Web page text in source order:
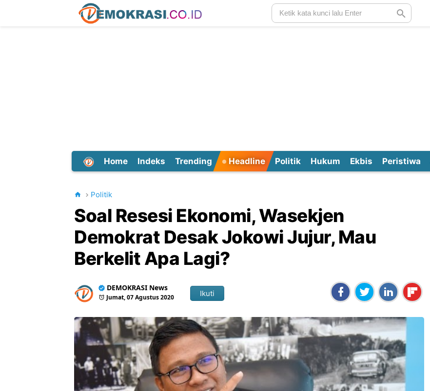
Home Indeks Trending Headline Politik Hukum Ekbis Peristiwa
Politik
Soal Resesi Ekonomi, Wasekjen
Demokrat Desak Jokowi Jujur, Mau
Berkelit Apa Lagi?
DEMOKRASI News
Jumat, 07 Agustus 2020 Ikuti